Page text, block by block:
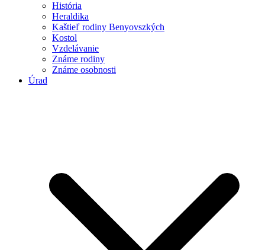
História
Heraldika
Kaštieľ rodiny Benyovszkých
Kostol
Vzdelávanie
Známe rodiny
Známe osobnosti
Úrad